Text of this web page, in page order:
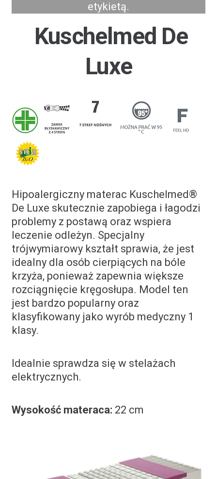
etykietą.
Kuschelmed De
Luxe
Hipoalergiczny materac Kuschelmed®
De Luxe skutecznie zapobiega i łagodzi
problemy z postawą oraz wspiera
leczenie odleżyn. Specjalny
trójwymiarowy kształt sprawia, że ​​jest
idealny dla osób cierpiących na bóle
krzyża, ponieważ zapewnia większe
rozciągnięcie kręgosłupa. Model ten
jest bardzo popularny oraz
klasyfikowany jako wyrób medyczny 1
klasy.
Idealnie sprawdza się w stelażach
elektrycznych.
Wysokość materaca: 22 cm